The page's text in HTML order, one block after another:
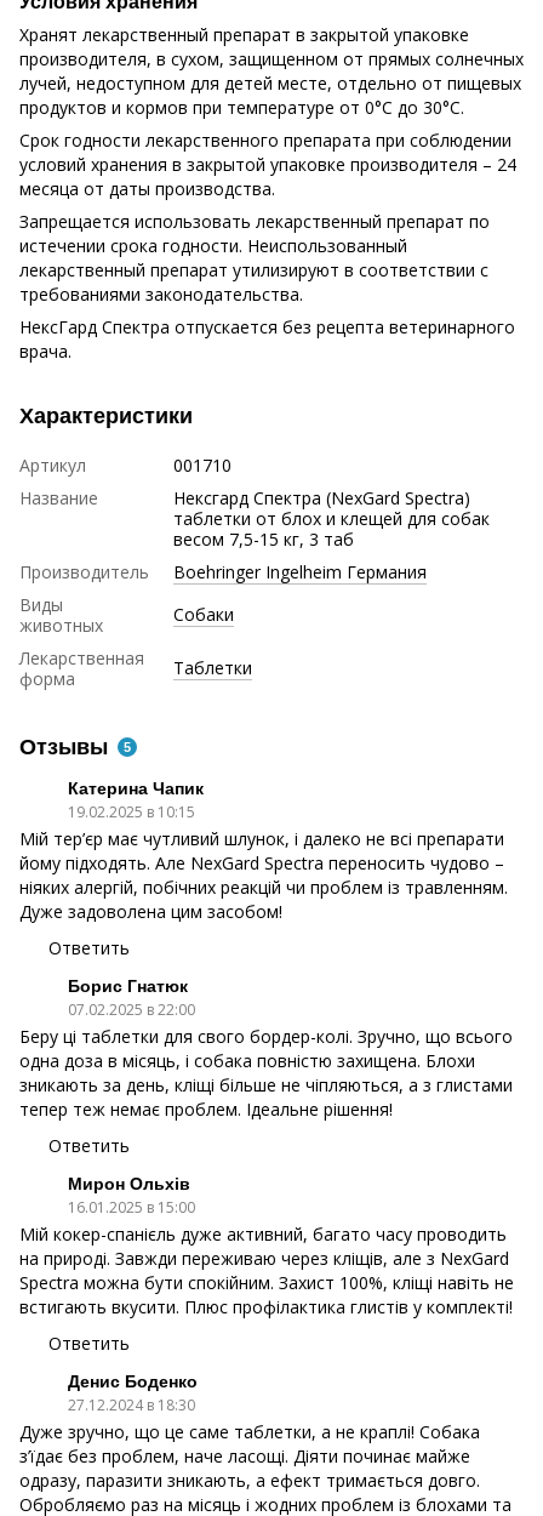
Хранят лекарственный препарат в закрытой упаковке
производителя, в сухом, защищенном от прямых солнечных
лучей, недоступном для детей месте, отдельно от пищевых
продуктов и кормов при температуре от 0°С до 30°С.
Срок годности лекарственного препарата при соблюдении
условий хранения в закрытой упаковке производителя – 24
месяца от даты производства.
Запрещается использовать лекарственный препарат по
истечении срока годности. Неиспользованный
лекарственный препарат утилизируют в соответствии с
требованиями законодательства.
НексГард Спектра отпускается без рецепта ветеринарного
врача.
Характеристики
Артикул
001710
Название
Нексгард Спектра (NexGard Spectra)
таблетки от блох и клещей для собак
весом 7,5-15 кг, 3 таб
Производитель
Boehringer Ingelheim Германия
Виды
животных
Собаки
Лекарственная
форма
Таблетки
Отзывы 5
Катерина Чапик
19.02.2025 в 10:15
Мій тер’єр має чутливий шлунок, і далеко не всі препарати
йому підходять. Але NexGard Spectra переносить чудово –
ніяких алергій, побічних реакцій чи проблем із травленням.
Дуже задоволена цим засобом!
Ответить
Борис Гнатюк
07.02.2025 в 22:00
Беру ці таблетки для свого бордер-колі. Зручно, що всього
одна доза в місяць, і собака повністю захищена. Блохи
зникають за день, кліщі більше не чіпляються, а з глистами
тепер теж немає проблем. Ідеальне рішення!
Ответить
Мирон Ольхів
16.01.2025 в 15:00
Мій кокер-спанієль дуже активний, багато часу проводить
на природі. Завжди переживаю через кліщів, але з NexGard
Spectra можна бути спокійним. Захист 100%, кліщі навіть не
встигають вкусити. Плюс профілактика глистів у комплекті!
Ответить
Денис Боденко
27.12.2024 в 18:30
Дуже зручно, що це саме таблетки, а не краплі! Собака
з’їдає без проблем, наче ласощі. Діяти починає майже
одразу, паразити зникають, а ефект тримається довго.
Обробляємо раз на місяць і жодних проблем із блохами та